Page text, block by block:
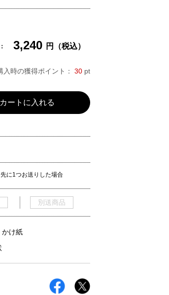
3,240 円（税込）
入時の獲得ポイント： 30 pt
カートに入れる
に1つお送りした場合
別送商品
かけ紙